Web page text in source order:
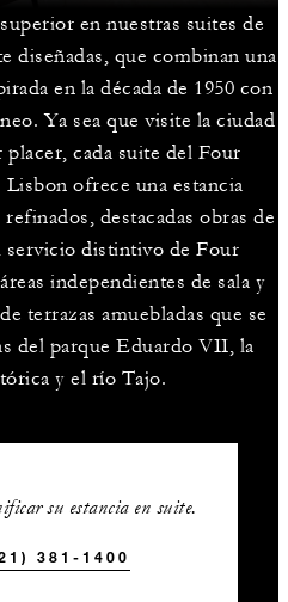
en nuestras suites de
diseñadas, que combinan una
en la década de 1950 con
Ya sea que visite la ciudad
cada suite del Four
ofrece una estancia
destacadas obras de
servicio distintivo de Four
independientes de sala y
terrazas amuebladas que se
del parque Eduardo VII, la
y el río Tajo.
su estancia en suite.
381-1400